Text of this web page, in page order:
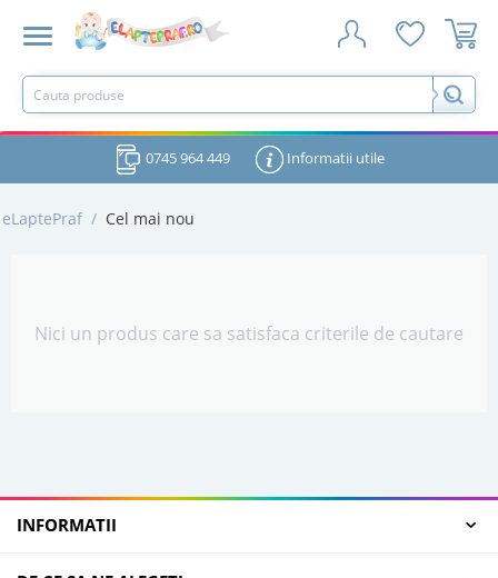
0745 964 449 Informatii utile
eLaptePraf / Cel mai nou
Nici un produs care sa satisfaca criterile de cautare
INFORMATII